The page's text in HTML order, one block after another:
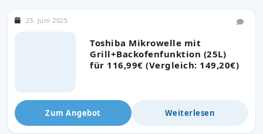
Toshiba Mikrowelle mit
Grill+Backofenfunktion (25L)
für 116,99€ (Vergleich: 149,20€)
23. Juni 2025
Zum Angebot Weiterlesen